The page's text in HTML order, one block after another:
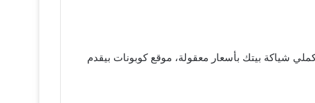
شياكة بيتك بأسعار معقولة، موقع كوبونات بيقدم